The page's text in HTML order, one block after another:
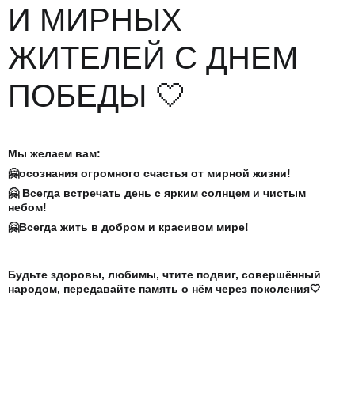
И МИРНЫХ
ЖИТЕЛЕЙ С ДНЕМ
ПОБЕДЫ 🤍
Мы желаем вам:
🤗осознания огромного счастья от мирной жизни!
🤗 Всегда встречать день с ярким солнцем и чистым
небом!
🤗Всегда жить в добром и красивом мире!
Будьте здоровы, любимы, чтите подвиг, совершённый
народом, передавайте память о нём через поколения🤍